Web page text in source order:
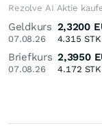
Rezolve AI Aktie
Geldkurs
07.08.26
2,3200
4.315 STK
Briefkurs
07.08.26
2,3950
4.172 STK